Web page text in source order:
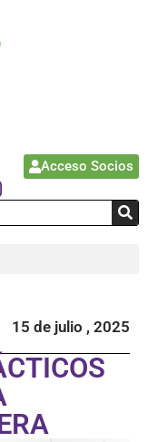
Acceso Socios
15 de julio , 2025